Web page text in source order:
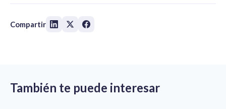
Compartir
También te puede interesar